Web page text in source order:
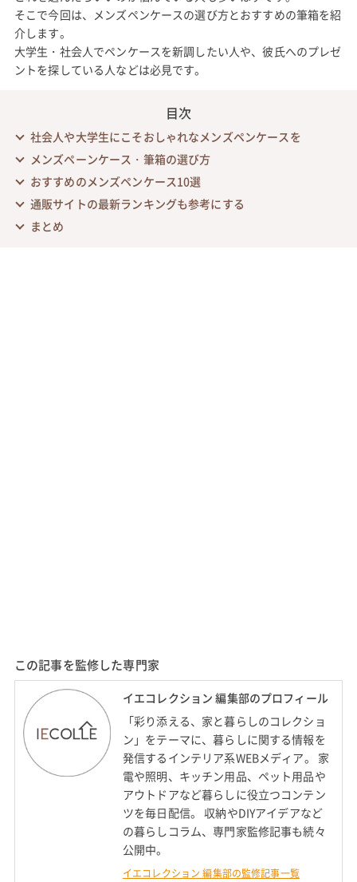
そこで今回は、メンズペンケースの選び方とおすすめの筆箱を紹
介します。
大学生・社会人でペンケースを新調したい人や、彼氏へのプレゼ
ントを探している人などは必見です。
目次
社会人や大学生にこそおしゃれなメンズペンケースを
メンズペーンケース・筆箱の選び方
おすすめのメンズペンケース10選
通販サイトの最新ランキングも参考にする
まとめ
この記事を監修した専門家
イエコレクション 編集部のプロフィール
「彩り添える、家と暮らしのコレクショ
ン」をテーマに、暮らしに関する情報を
発信するインテリア系WEBメディア。 家
電や照明、キッチン用品、ペット用品や
アウトドアなど暮らしに役立つコンテン
ツを毎日配信。 収納やDIYアイデアなど
の暮らしコラム、専門家監修記事も続々
公開中。
イエコレクション 編集部の監修記事一覧